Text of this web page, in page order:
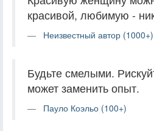
красивой, любимую -
Неизвестный автор (1000+)
Будьте смелыми.
может заменить опыт.
Пауло Коэльо (100+)